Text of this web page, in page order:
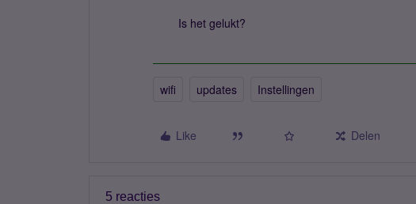
Is het gelukt?
wifi updates Instellingen
Like Delen
5 reacties